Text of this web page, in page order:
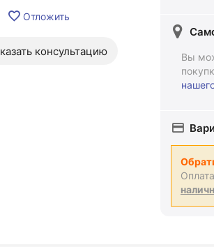
Отложить
консультацию
Вы